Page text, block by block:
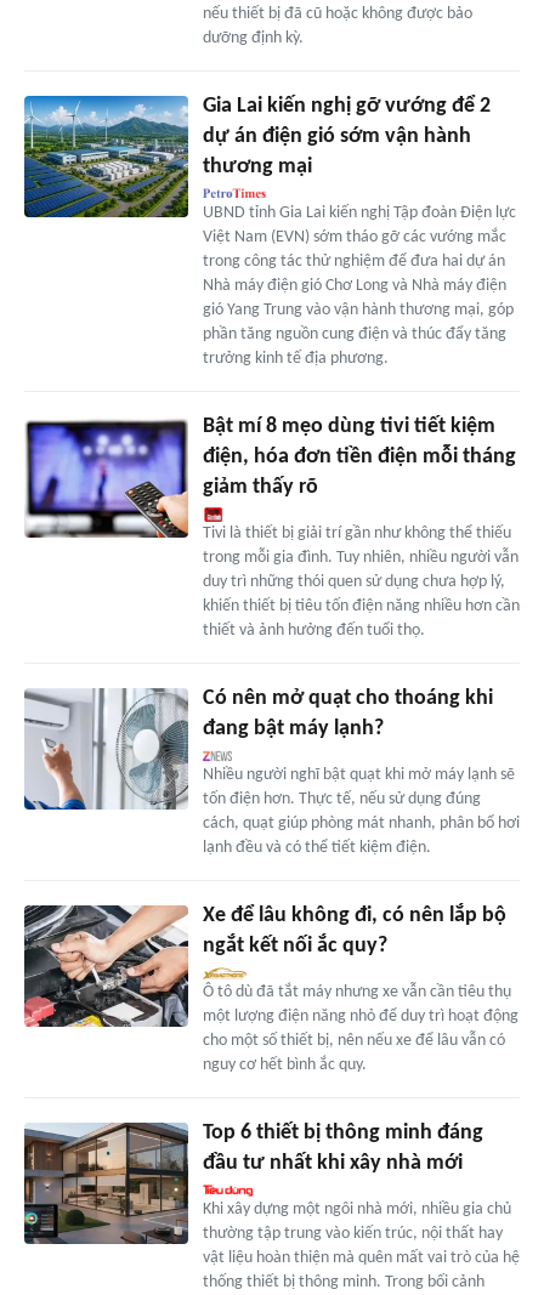
nếu thiết bị đã cũ hoặc không được bảo
dưỡng định kỳ.
Gia Lai kiến nghị gỡ vướng để 2
dự án điện gió sớm vận hành
thương mại
UBND tỉnh Gia Lai kiến nghị Tập đoàn Điện lực
Việt Nam (EVN) sớm tháo gỡ các vướng mắc
trong công tác thử nghiệm để đưa hai dự án
Nhà máy điện gió Chơ Long và Nhà máy điện
gió Yang Trung vào vận hành thương mại, góp
phần tăng nguồn cung điện và thúc đẩy tăng
trưởng kinh tế địa phương.
Bật mí 8 mẹo dùng tivi tiết kiệm
điện, hóa đơn tiền điện mỗi tháng
giảm thấy rõ
Tivi là thiết bị giải trí gần như không thể thiếu
trong mỗi gia đình. Tuy nhiên, nhiều người vẫn
duy trì những thói quen sử dụng chưa hợp lý,
khiến thiết bị tiêu tốn điện năng nhiều hơn cần
thiết và ảnh hưởng đến tuổi thọ.
Có nên mở quạt cho thoáng khi
đang bật máy lạnh?
Nhiều người nghĩ bật quạt khi mở máy lạnh sẽ
tốn điện hơn. Thực tế, nếu sử dụng đúng
cách, quạt giúp phòng mát nhanh, phân bổ hơi
lạnh đều và có thể tiết kiệm điện.
Xe để lâu không đi, có nên lắp bộ
ngắt kết nối ắc quy?
Ô tô dù đã tắt máy nhưng xe vẫn cần tiêu thụ
một lượng điện năng nhỏ để duy trì hoạt động
cho một số thiết bị, nên nếu xe để lâu vẫn có
nguy cơ hết bình ắc quy.
Top 6 thiết bị thông minh đáng
đầu tư nhất khi xây nhà mới
Khi xây dựng một ngôi nhà mới, nhiều gia chủ
thường tập trung vào kiến trúc, nội thất hay
vật liệu hoàn thiện mà quên mất vai trò của hệ
thống thiết bị thông minh. Trong bối cảnh